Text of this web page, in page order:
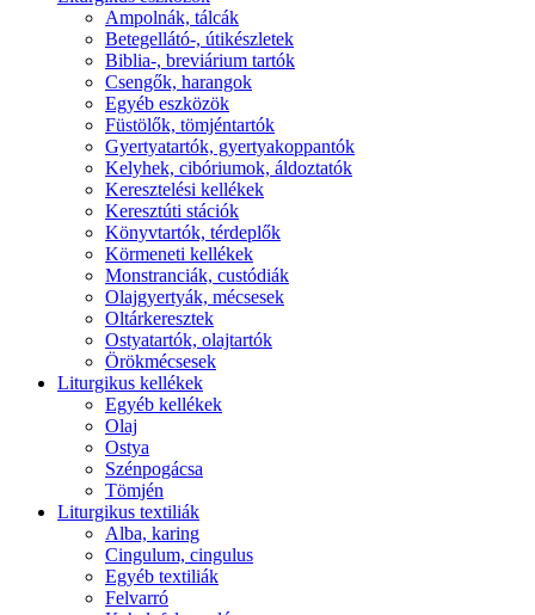
Ampolnák, tálcák
Betegellátó-, útikészletek
Biblia-, breviárium tartók
Csengők, harangok
Egyéb eszközök
Füstölők, tömjéntartók
Gyertyatartók, gyertyakoppantók
Kelyhek, cibóriumok, áldoztatók
Keresztelési kellékek
Keresztúti stációk
Könyvtartók, térdeplők
Körmeneti kellékek
Monstranciák, custódiák
Olajgyertyák, mécsesek
Oltárkeresztek
Ostyatartók, olajtartók
Örökmécsesek
Liturgikus kellékek
Egyéb kellékek
Olaj
Ostya
Szénpogácsa
Tömjén
Liturgikus textiliák
Alba, karing
Cingulum, cingulus
Egyéb textiliák
Felvarró